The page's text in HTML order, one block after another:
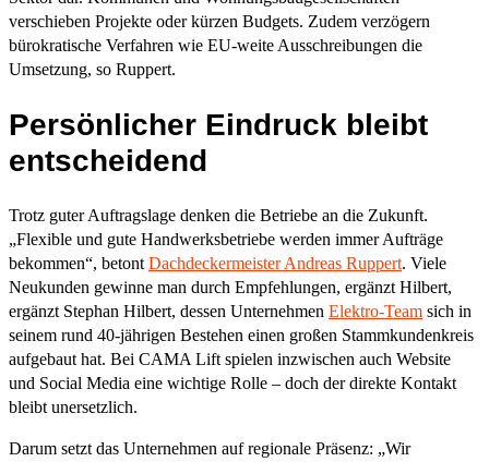
verschieben Projekte oder kürzen Budgets. Zudem verzögern
bürokratische Verfahren wie EU-weite Ausschreibungen die
Umsetzung, so Ruppert.
Persönlicher Eindruck bleibt
entscheidend
Trotz guter Auftragslage denken die Betriebe an die Zukunft.
„Flexible und gute Handwerksbetriebe werden immer Aufträge
bekommen“, betont Dachdeckermeister Andreas Ruppert. Viele
Neukunden gewinne man durch Empfehlungen, ergänzt Hilbert,
ergänzt Stephan Hilbert, dessen Unternehmen Elektro-Team sich in
seinem rund 40-jährigen Bestehen einen großen Stammkundenkreis
aufgebaut hat. Bei CAMA Lift spielen inzwischen auch Website
und Social Media eine wichtige Rolle – doch der direkte Kontakt
bleibt unersetzlich.
Darum setzt das Unternehmen auf regionale Präsenz: „Wir